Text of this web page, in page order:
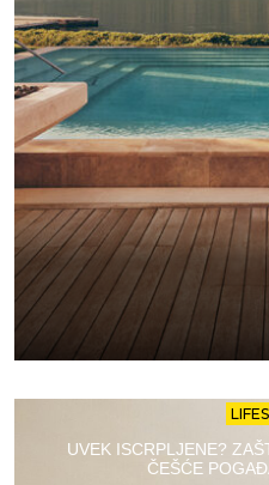
UVEK ISCRPLJENE?
ČEŠĆE